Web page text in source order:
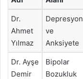
Dr.
Ahmet
Yılmaz
Depresyon
ve
Anksiyete
Dr. Ayşe
Demir
Bipolar
Bozukluk